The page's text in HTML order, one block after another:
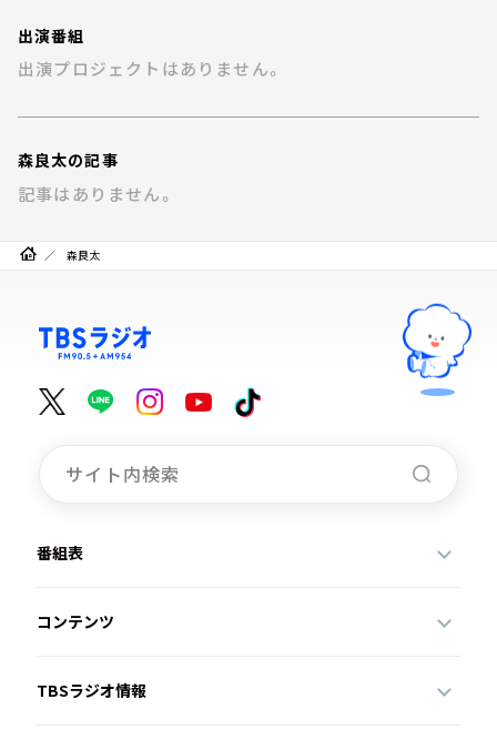
出演番組
出演プロジェクトはありません。
森良太の記事
記事はありません。
森良太
番組表
コンテンツ
TBSラジオ情報